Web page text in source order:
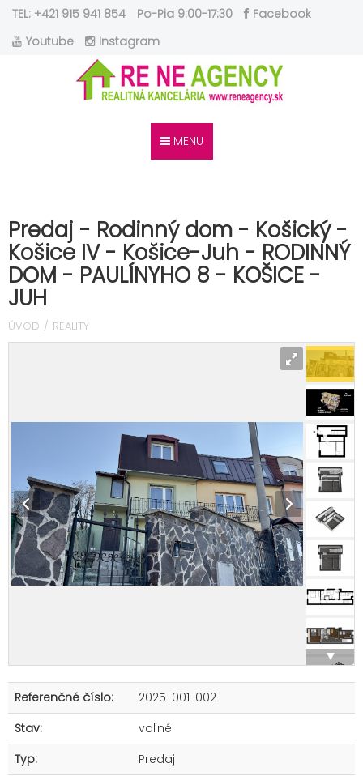
TEL: +421 915 941 854 Po-Pia 9:00-17:30
Facebook
Youtube
Instagram
MENU
Predaj - Rodinný dom - Košický -
Košice IV - Košice-Juh - RODINNÝ
DOM - PAULÍNYHO 8 - KOŠICE -
JUH
ÚVOD REALITY
Referenčné číslo:
2025-001-002
Stav:
voľné
Typ:
Predaj